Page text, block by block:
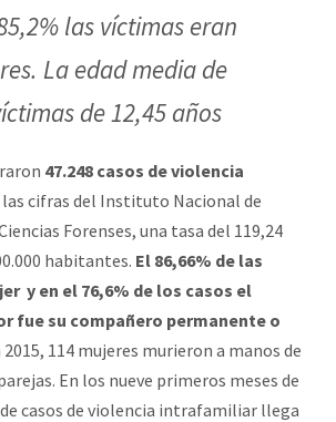
las víctimas eran
La edad media de
de 12,45 años
47.248 casos de violencia
las cifras del Instituto Nacional de
Forenses, una tasa del 119,24
habitantes. El 86,66% de las
y en el 76,6% de los casos el
fue su compañero permanente o
2015, 114 mujeres murieron a manos de
En los nueve primeros meses de
casos de violencia intrafamiliar llega